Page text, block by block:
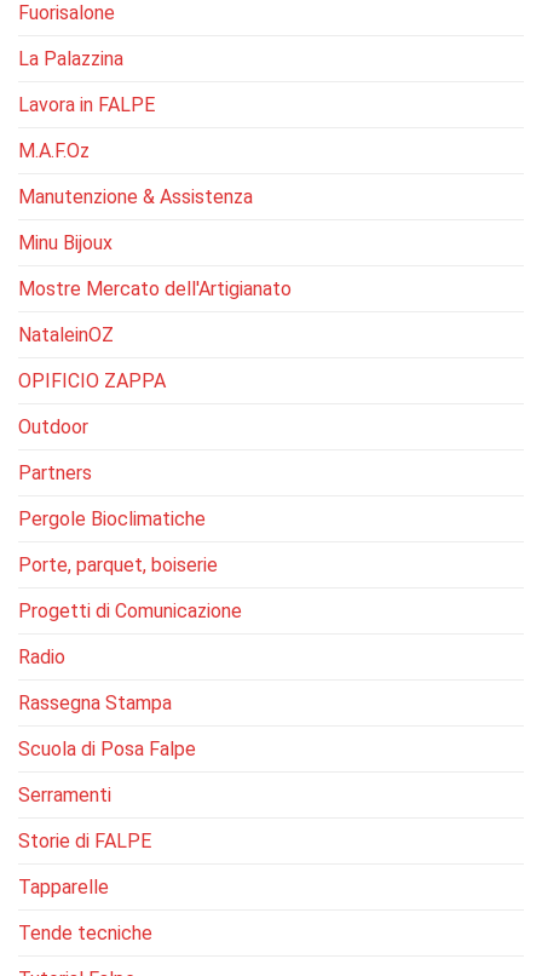
Fuorisalone
La Palazzina
Lavora in FALPE
M.A.F.Oz
Manutenzione & Assistenza
Minu Bijoux
Mostre Mercato dell'Artigianato
NataleinOZ
OPIFICIO ZAPPA
Outdoor
Partners
Pergole Bioclimatiche
Porte, parquet, boiserie
Progetti di Comunicazione
Radio
Rassegna Stampa
Scuola di Posa Falpe
Serramenti
Storie di FALPE
Tapparelle
Tende tecniche